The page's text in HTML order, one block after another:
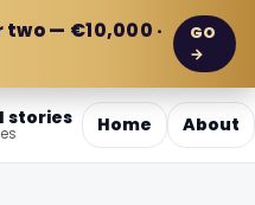
— €10,000 ·
GO
→
stories Home About